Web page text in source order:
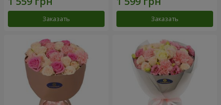
Заказать Заказать